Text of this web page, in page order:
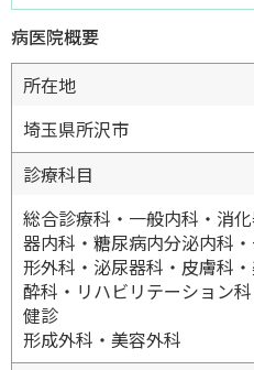
病医院概要
所在地
埼玉県所沢市
診療科目
総合診療科・一般内科・消
器内科・糖尿病内分泌内科
形外科・泌尿器科・皮膚科
酔科・リハビリテーション
健診
形成外科・美容外科